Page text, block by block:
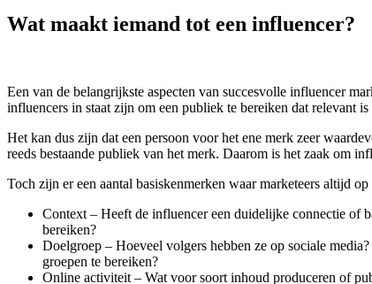
Wat maakt iemand tot een influencer?
Een van de belangrijkste aspecten van succesvolle influencer
influencers in staat zijn om een publiek te bereiken dat relevant
Het kan dus zijn dat een persoon voor het ene merk zeer
reeds bestaande publiek van het merk. Daarom is het zaak om
Toch zijn er een aantal basiskenmerken waar marketeers altijd
Context – Heeft de influencer een duidelijke connectie of
bereiken?
Doelgroep – Hoeveel volgers hebben ze op sociale
groepen te bereiken?
Online activiteit – Wat voor soort inhoud produceren of